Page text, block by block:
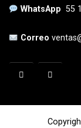
WhatsApp55
Correo